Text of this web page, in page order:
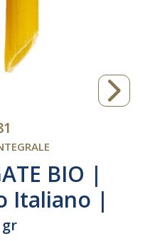
BIO |
Italiano |
gr